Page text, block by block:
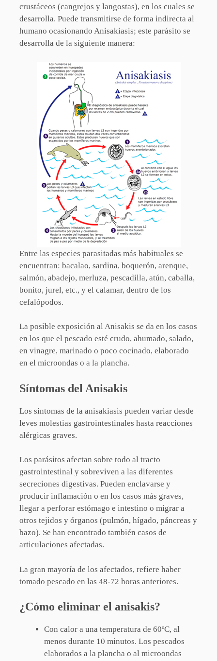
crustáceos (cangrejos y langostas), en los cuales se
desarrolla. Puede transmitirse de forma indirecta al
humano ocasionando Anisakiasis; este parásito se
desarrolla de la siguiente manera:
Entre las especies parasitadas más habituales se
encuentran: bacalao, sardina, boquerón, arenque,
salmón, abadejo, merluza, pescadilla, atún, caballa,
bonito, jurel, etc., y el calamar, dentro de los
cefalópodos.
La posible exposición al Anisakis se da en los casos
en los que el pescado esté crudo, ahumado, salado,
en vinagre, marinado o poco cocinado, elaborado
en el microondas o a la plancha.
Síntomas del Anisakis
Los síntomas de la anisakiasis pueden variar desde
leves molestias gastrointestinales hasta reacciones
alérgicas graves.
Los parásitos afectan sobre todo al tracto
gastrointestinal y sobreviven a las diferentes
secreciones digestivas. Pueden enclavarse y
producir inflamación o en los casos más graves,
llegar a perforar estómago e intestino o migrar a
otros tejidos y órganos (pulmón, hígado, páncreas y
bazo). Se han encontrado también casos de
articulaciones afectadas.
La gran mayoría de los afectados, refiere haber
tomado pescado en las 48-72 horas anteriores.
¿Cómo eliminar el anisakis?
Con calor a una temperatura de 60ºC, al
menos durante 10 minutos. Los pescados
elaborados a la plancha o al microondas